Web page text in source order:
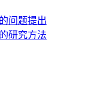
问题提出
研究方法